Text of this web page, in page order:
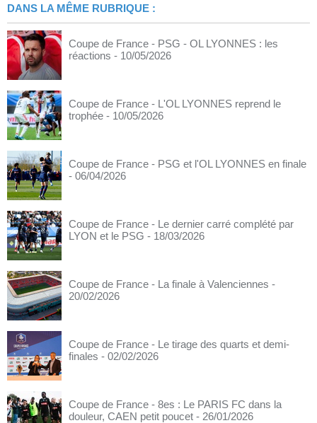
DANS LA MÊME RUBRIQUE :
Coupe de France - PSG - OL LYONNES : les
réactions - 10/05/2026
Coupe de France - L'OL LYONNES reprend le
trophée - 10/05/2026
Coupe de France - PSG et l'OL LYONNES en finale
- 06/04/2026
Coupe de France - Le dernier carré complété par
LYON et le PSG - 18/03/2026
Coupe de France - La finale à Valenciennes -
20/02/2026
Coupe de France - Le tirage des quarts et demi-
finales - 02/02/2026
Coupe de France - 8es : Le PARIS FC dans la
douleur, CAEN petit poucet - 26/01/2026